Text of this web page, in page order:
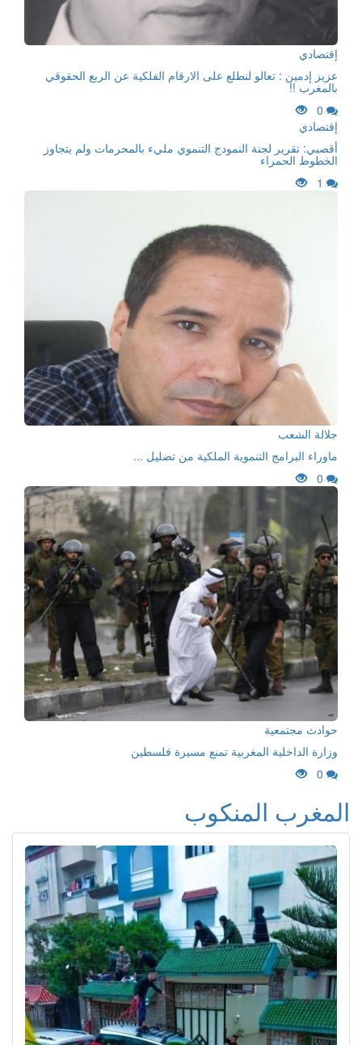
إقتصادي
عزيز إدمين : تعالو لنطلع على الارقام الفلكية عن الربع الحقوقي
بالمغرب !!
0
إقتصادي
أقصبي: تقرير لجنة النمودج التنموي مليء بالمحرمات ولم يتجاوز
الخطوط الحمراء
1
جلالة الشعب
ماوراء البرامج التنموية الملكية من تضليل ...
0
حوادث مجتمعية
وزارة الداخلية المغربية تمنع مسيرة فلسطين
0
المغرب المنكوب